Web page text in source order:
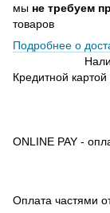
мы не требуем
товаров
Подробнее о
Кредитной
ONLINE PAY -
Оплата частями